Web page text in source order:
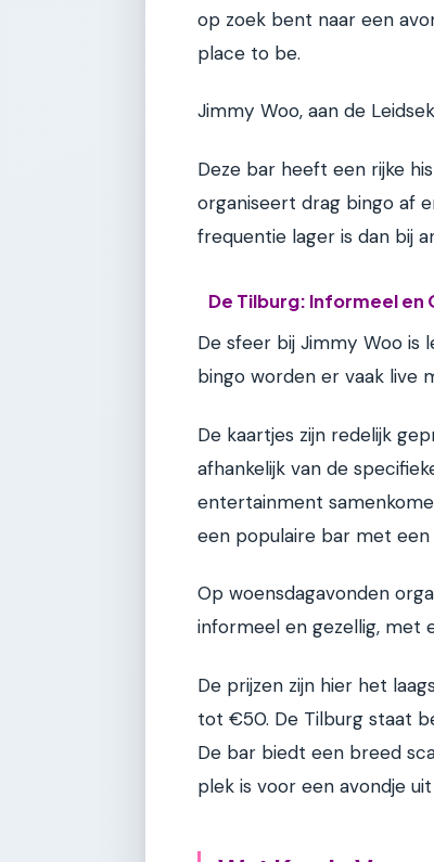
op zoek bent naar een
place to be.
Jimmy Woo, aan de
Deze bar heeft een rijke
organiseert drag bingo af
frequentie lager is dan bij
De Tilburg: Informeel en
De sfeer bij Jimmy Woo is
bingo worden er vaak live
De kaartjes zijn redelijk
afhankelijk van de
entertainment
een populaire bar met een
Op woensdagavonden
informeel en gezellig, met
De prijzen zijn hier het
tot €50. De Tilburg staat
De bar biedt een breed
plek is voor een avondje